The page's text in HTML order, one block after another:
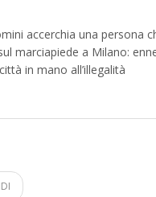
accerchia una persona
marciapiede a Milano:
in mano all’illegalità